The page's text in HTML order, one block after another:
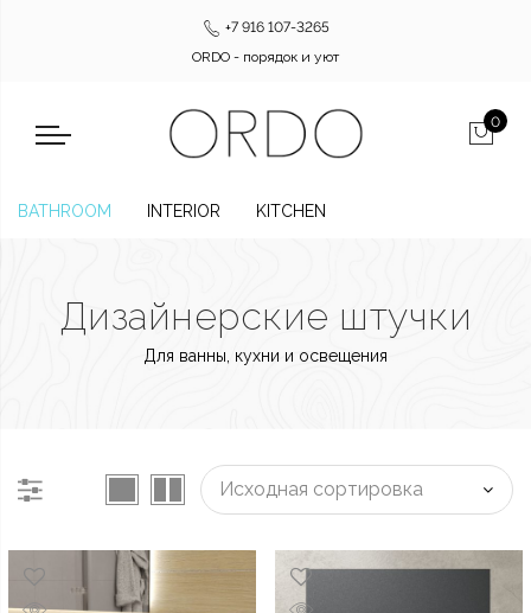
+7 916 107-3265
ORDO - порядок и уют
0
BATHROOM INTERIOR KITCHEN
Дизайнерские штучки
Для ванны, кухни и освещения